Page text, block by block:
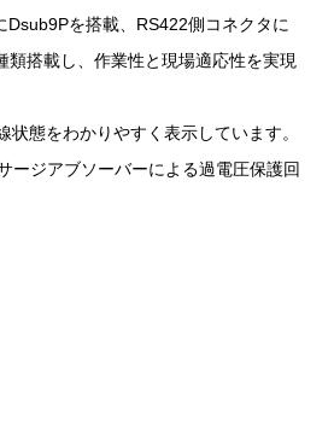
Dsub9Pを搭載、RS422側コネクタに
類搭載し、作業性と現場適応性を実現
状態をわかりやすく表示しています。
ージアブソーバーによる過電圧保護回